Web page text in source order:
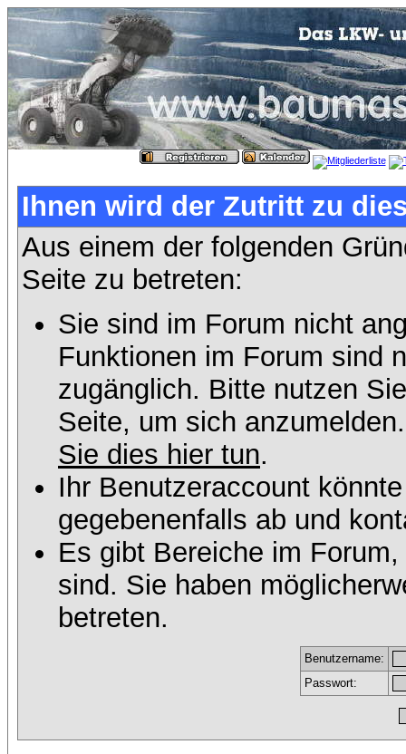
Ihnen wird der Zutritt zu
Aus einem der folgenden
Seite zu betreten:
Sie sind im Forum nicht
Funktionen im Forum sind
zugänglich. Bitte nutzen
Seite, um sich
Sie dies hier tun.
Ihr Benutzeraccount
gegebenenfalls ab und
Es gibt Bereiche im
sind. Sie haben
betreten.
Benutzername:
Passwort: